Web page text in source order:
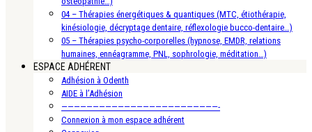
04 – Thérapies énergétiques & quantiques (MTC, étiothérapie,
kinésiologie, décryptage dentaire, réflexologie bucco-dentaire…)
05 – Thérapies psycho-corporelles (hypnose, EMDR, relations
humaines, ennéagramme, PNL, sophrologie, méditation…)
ESPACE ADHÉRENT
Adhésion à Odenth
AIDE à l’Adhésion
—————————————————————————-
Connexion à mon espace adhérent